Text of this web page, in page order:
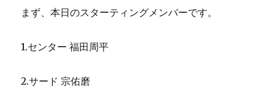
まず、本日のスターティングメンバーです。
1.センター 福田周平
2.サード 宗佑磨